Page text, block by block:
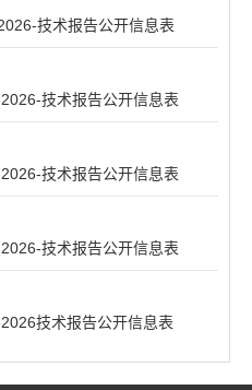
技术报告公开信息表
技术报告公开信息表
技术报告公开信息表
技术报告公开信息表
技术报告公开信息表